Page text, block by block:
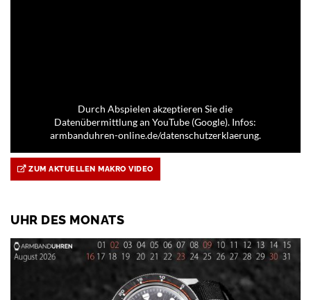
Durch Abspielen akzeptieren Sie die
Datenübermittlung an YouTube (Google). Infos:
armbanduhren-online.de/datenschutzerklaerung.
ZUM AKTUELLEN MAKRO VIDEO
UHR DES MONATS